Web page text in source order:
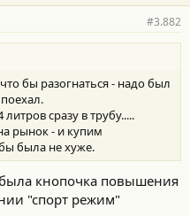
#3.882
бы разогнаться - надо был
сразу в трубу.....
рынок - и купим
была не хуже.
кнопочка повышения
"спорт режим"